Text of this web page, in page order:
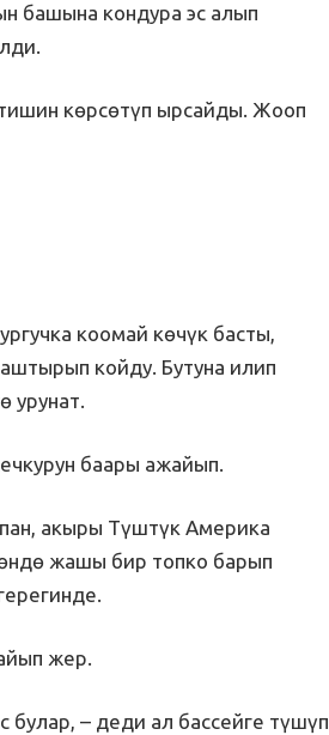
башына кондура эс алып
көрсөтүп ырсайды. Жооп
коомай көчүк басты,
койду. Бутуна илип
урунат.
баары ажайып.
акыры Түштүк Америка
жашы бир топко барып
жер.
– деди ал бассейге түшүп